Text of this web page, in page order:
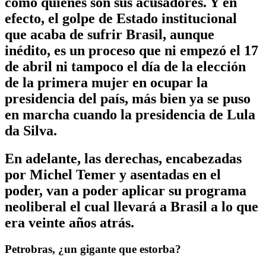
efecto, el golpe de Estado institucional
que acaba de sufrir Brasil, aunque
inédito, es un proceso que ni empezó el 17
de abril ni tampoco el día de la elección
de la primera mujer en ocupar la
presidencia del país, más bien ya se puso
en marcha cuando la presidencia de Lula
da Silva.
En adelante, las derechas, encabezadas
por Michel Temer y asentadas en el
poder, van a poder aplicar su programa
neoliberal el cual llevará a Brasil a lo que
era veinte años atrás.
Petrobras, ¿un gigante que estorba?